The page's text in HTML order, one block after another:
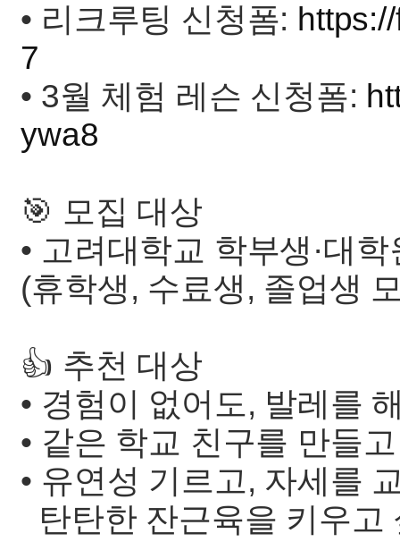
• 리크루팅 신청폼:
7
• 3월 체험 레슨 신청폼:
ywa8
🎯 모집 대상
• 고려대학교 학부생·대학
(휴학생, 수료생, 졸업생
👍 추천 대상
• 경험이 없어도, 발레를
• 같은 학교 친구를 만들
• 유연성 기르고, 자세를
탄탄한 잔근육을 키우고